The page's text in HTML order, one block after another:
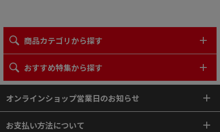
商品カテゴリから探す
おすすめ特集から探す
オンラインショップ営業日のお知らせ
お支払い方法について